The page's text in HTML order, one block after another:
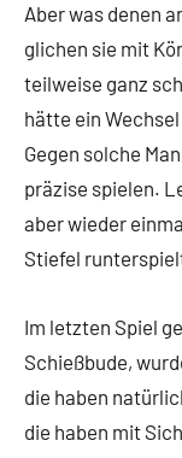
Aber was denen
glichen sie mit
teilweise ganz
hätte ein
Gegen solche
präzise spielen.
aber wieder
Stiefel
Im letzten Spiel
Schießbude,
die haben
die haben mit